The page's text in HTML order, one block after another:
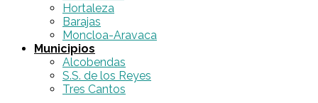
Hortaleza
Barajas
Moncloa-Aravaca
Municipios
Alcobendas
S.S. de los Reyes
Tres Cantos